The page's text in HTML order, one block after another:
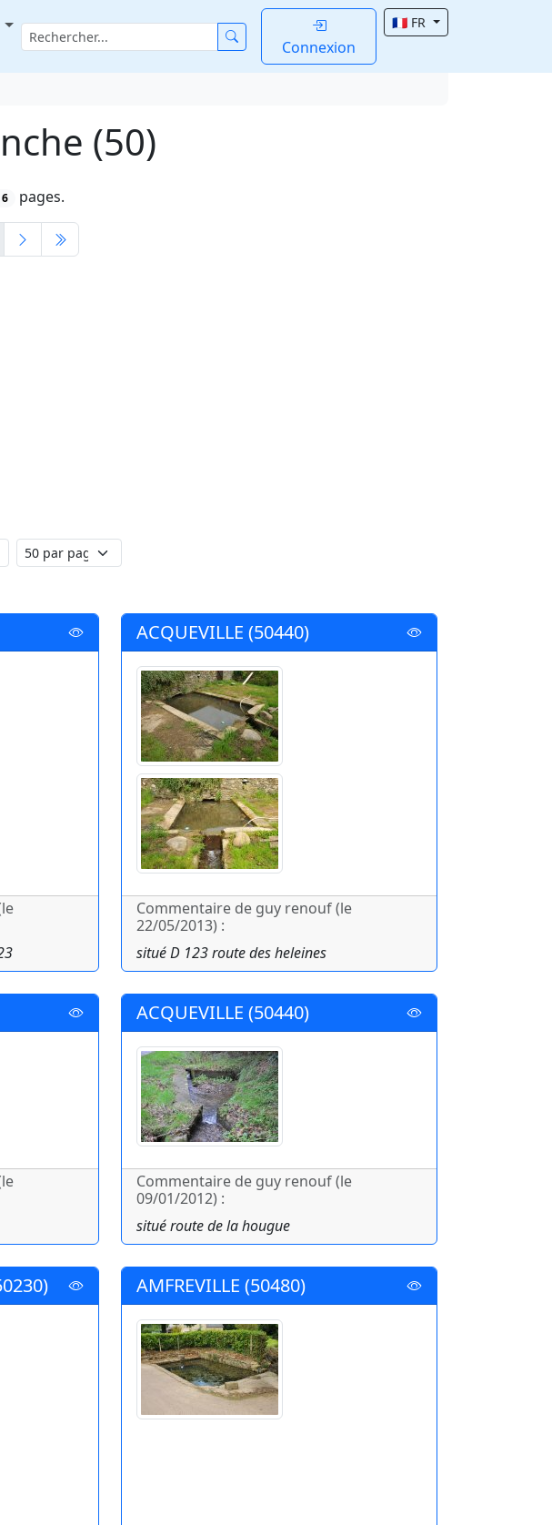
Connexion
🇫🇷 FR
(50)
pages.
ACQUEVILLE (50440)
Commentaire de guy renouf (le
22/05/2013) :
situé D 123 route des heleines
ACQUEVILLE (50440)
Commentaire de guy renouf (le
09/01/2012) :
situé route de la hougue
AMFREVILLE (50480)